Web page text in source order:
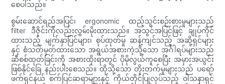
စေပါသည်။
စွမ်းဆောင်ရည်အပြင်၊ ergonomic ထည့်သွင်းစဉ်းစားမှုများသည်
filter ဒီဇိုင်းကိုလည်းလွှမ်းမိုးထားသည်။ အသွင်အပြင်ဖြင့် ချုပ်ကိုင်
ထားသည့် မျက်နှာပြင်များ၊ စုပ်ထုတ်မှု ဆန့်ကျင်သည့် အဆို့ရှင်များ
နှင့် စံသတ်မှတ်ထားသော အရွယ်အစားကဲ့သို့သော အင်္ဂါရပ်များသည်
ဆီစစ်ထုတ်ခြင်းကို အစားထိုးရာတွင် ပိုမိုလွယ်ကူစေပြီး အမှားအယွင်း
ဖြစ်နိုင်ခြေ နည်းပါးစေသည်။ ထိုသို့သော တိုးတက်မှုများသည် ပရော်
ဖက်ရှင်နယ် စက်ပြင်ဆရာများနှင့် ကိုယ်တိုင်ပြုလုပ်သည့် ဝါသနာရှင်